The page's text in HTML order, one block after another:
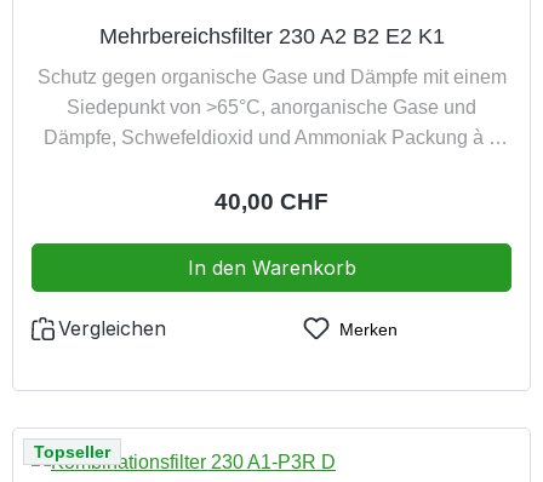
Mehrbereichsfilter 230 A2 B2 E2 K1
Schutz gegen organische Gase und Dämpfe mit einem
Siedepunkt von >65°C, anorganische Gase und
Dämpfe, Schwefeldioxid und Ammoniak Packung à 2
Regulärer Preis:
40,00 CHF
In den Warenkorb
Vergleichen Merken
Topseller